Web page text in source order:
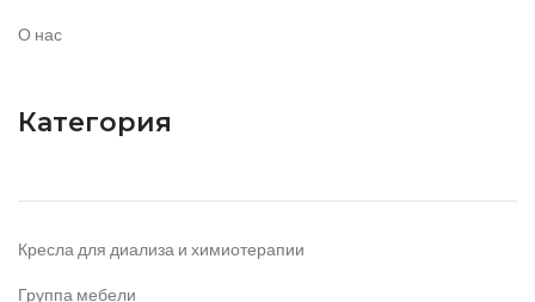
О нас
Категория
Кресла для диализа и химиотерапии
Группа мебели